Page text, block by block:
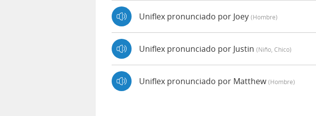
Uniflex pronunciado por Joey (hombre)
Uniflex pronunciado por Justin (niño, Chico)
Uniflex pronunciado por Matthew(hombre)